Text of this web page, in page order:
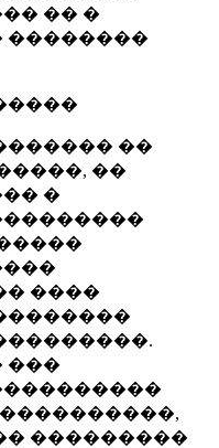
�� �
��������
��
��
�
����
���
���������